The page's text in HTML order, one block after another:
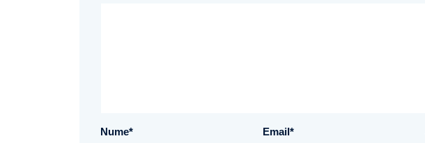
Nume* Email*